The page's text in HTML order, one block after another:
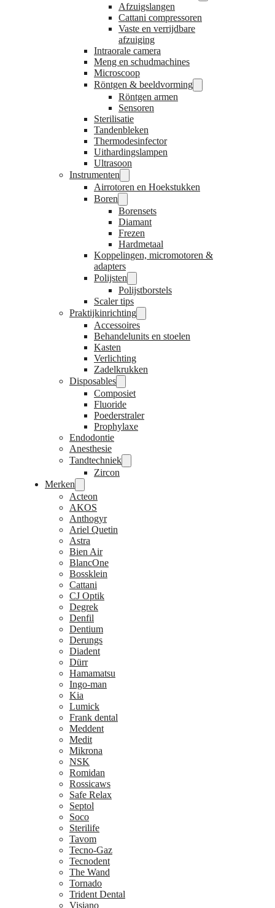
Afzuigslangen
Cattani compressoren
Vaste en verrijdbare
afzuiging
Intraorale camera
Meng en schudmachines
Microscoop
Röntgen & beeldvorming
Röntgen armen
Sensoren
Sterilisatie
Tandenbleken
Thermodesinfector
Uithardingslampen
Ultrasoon
Instrumenten
Airrotoren en Hoekstukken
Boren
Borensets
Diamant
Frezen
Hardmetaal
Koppelingen, micromotoren &
adapters
Polijsten
Polijstborstels
Scaler tips
Praktijkinrichting
Accessoires
Behandelunits en stoelen
Kasten
Verlichting
Zadelkrukken
Disposables
Composiet
Fluoride
Poederstraler
Prophylaxe
Endodontie
Anesthesie
Tandtechniek
Zircon
Merken
Acteon
AKOS
Anthogyr
Ariel Quetin
Astra
Bien Air
BlancOne
Bossklein
Cattani
CJ Optik
Degrek
Denfil
Dentium
Derungs
Diadent
Dürr
Hamamatsu
Ingo-man
Kia
Lumick
Frank dental
Meddent
Medit
Mikrona
NSK
Romidan
Rossicaws
Safe Relax
Septol
Soco
Sterilife
Tavom
Tecno-Gaz
Tecnodent
The Wand
Tornado
Trident Dental
Visiano